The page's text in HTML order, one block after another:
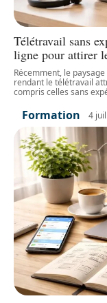
Télétravail sans
ligne pour attirer
Récemment, le
rendant le télétravail
compris celles sans
Formation 4